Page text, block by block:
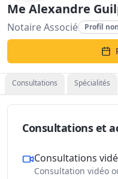
Me Alexandre
Notaire Associé Profil
Consultations Spécialités
Consultations et
Consultations
Consultation vidéo